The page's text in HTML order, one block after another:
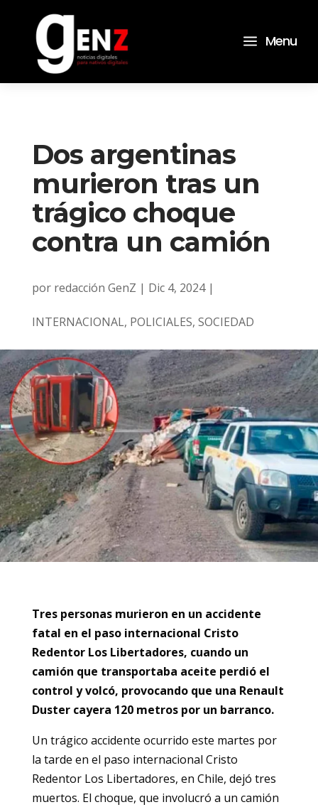
a Menu
Dos argentinas
murieron tras un
trágico choque
contra un camión
por redacción GenZ | Dic 4, 2024|
INTERNACIONAL, POLICIALES, SOCIEDAD
Tres personas murieron en un accidente
fatal en el paso internacional Cristo
Redentor Los Libertadores, cuando un
camión que transportaba aceite perdió el
control y volcó, provocando que una Renault
Duster cayera 120 metros por un barranco.
Un trágico accidente ocurrido este martes por
la tarde en el paso internacional Cristo
Redentor Los Libertadores, en Chile, dejó tres
muertos. El choque, que involucró a un camión